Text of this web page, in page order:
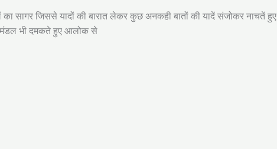
सागर जिससे यादों की बारात लेकर कुछ अनकही बातों की यादें संजोकर नाचतें हुए
भी दमकते हुए आलोक से